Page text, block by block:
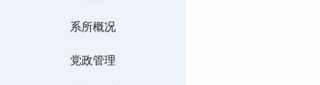
系所概况
党政管理